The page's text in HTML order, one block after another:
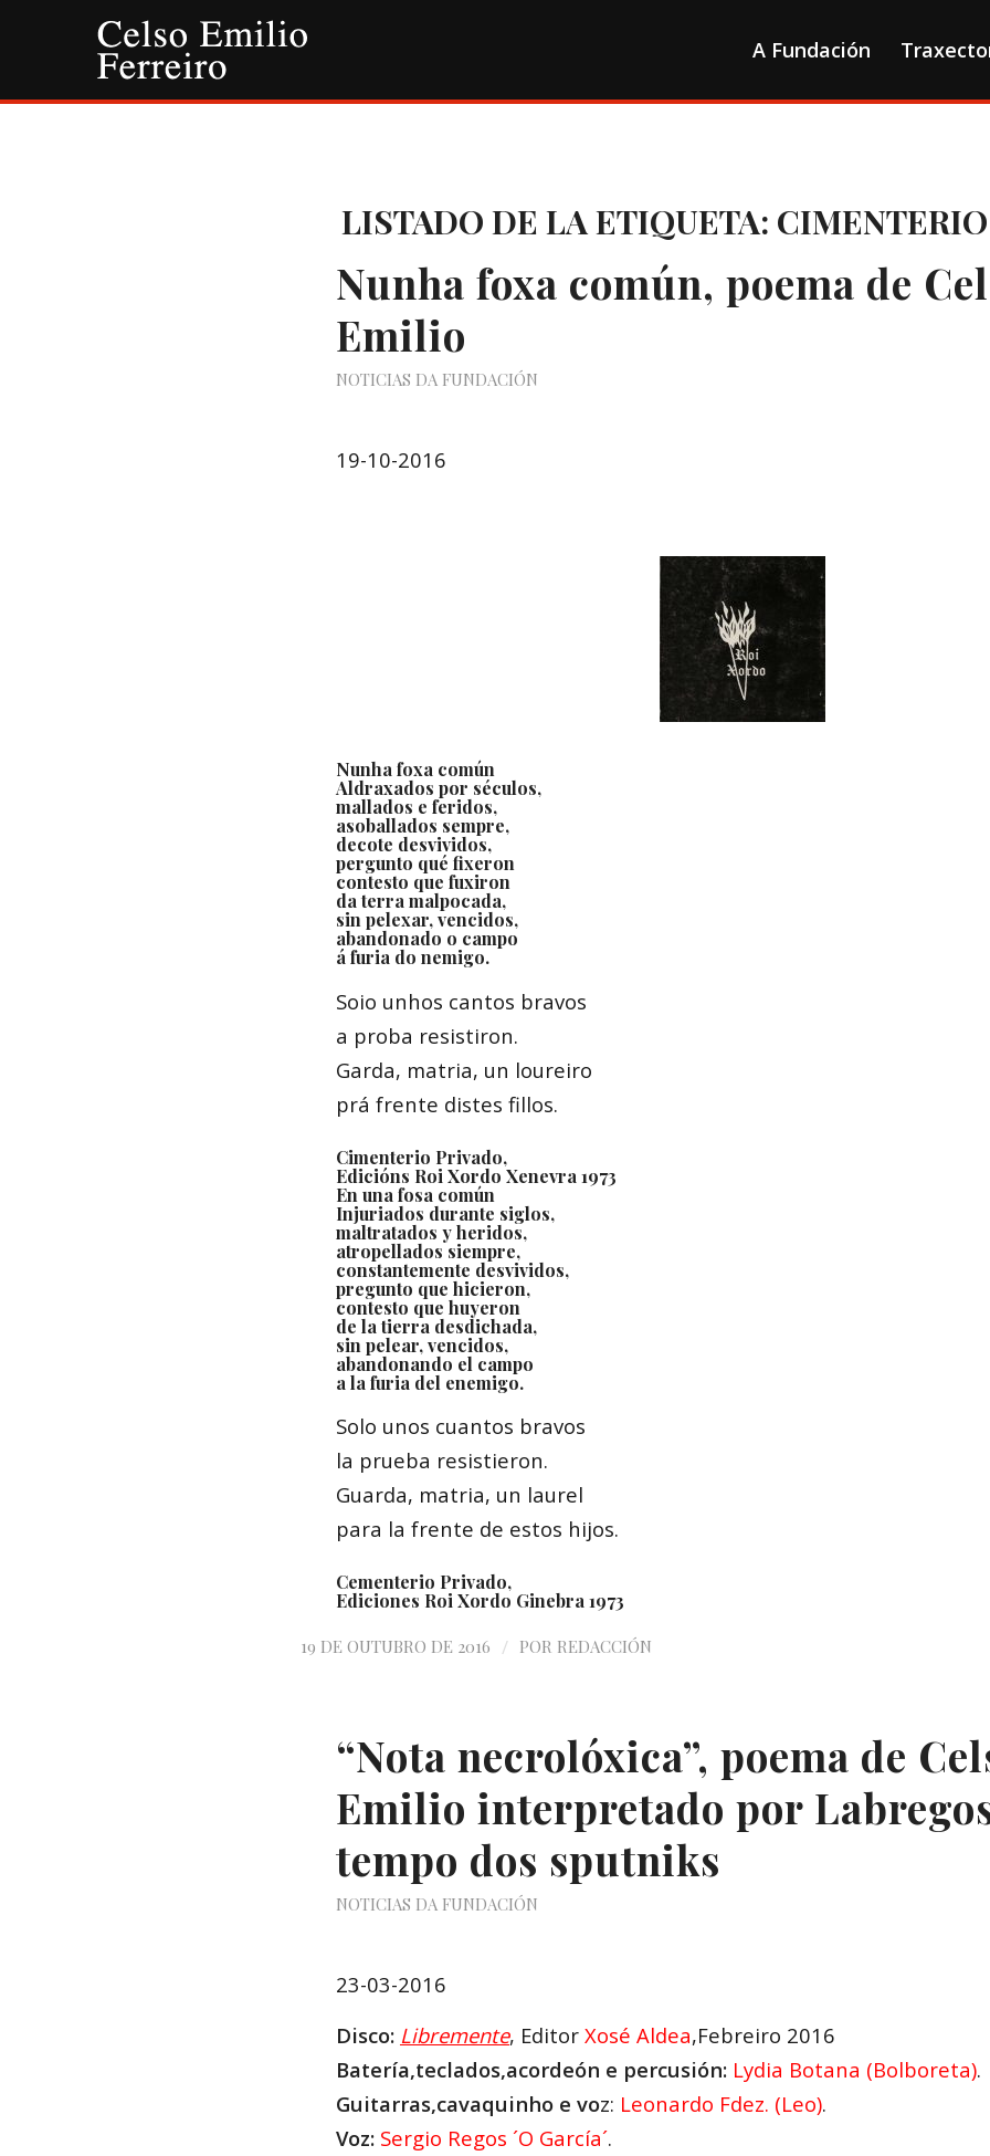
A Fundación
LISTADO DE LA ETIQUETA:
Nunha foxa común, poema de
Emilio
NOTICIAS DA FUNDACIÓN
19-10-2016
Nunha foxa común
Aldraxados por séculos,
mallados e feridos,
asoballados sempre,
decote desvividos,
pergunto qué fixeron
contesto que fuxiron
da terra malpocada,
sin pelexar, vencidos,
abandonado o campo
á furia do nemigo.
Soio unhos cantos bravos
a proba resistiron.
Garda, matria, un loureiro
prá frente distes fillos.
Cimenterio Privado,
Edicións Roi Xordo Xenevra 1973
En una fosa común
Injuriados durante siglos,
maltratados y heridos,
atropellados siempre,
constantemente desvividos,
pregunto que hicieron,
contesto que huyeron
de la tierra desdichada,
sin pelear, vencidos,
abandonando el campo
a la furia del enemigo.
Solo unos cuantos bravos
la prueba resistieron.
Guarda, matria, un laurel
para la frente de estos hijos.
Cementerio Privado,
Ediciones Roi Xordo Ginebra 1973
19 DE OUTUBRO DE 2016 / POR REDACCIÓN
“Nota necrolóxica”, poema de
Emilio interpretado por
tempo dos sputniks
NOTICIAS DA FUNDACIÓN
23-03-2016
Disco: Libremente, Editor Xosé Aldea,Febreiro 2016
Batería,teclados,acordeón e percusión: Lydia Botana (Bolboreta).
Guitarras,cavaquinho e voz: Leonardo Fdez. (Leo).
Voz: Sergio Regos ´O García´.